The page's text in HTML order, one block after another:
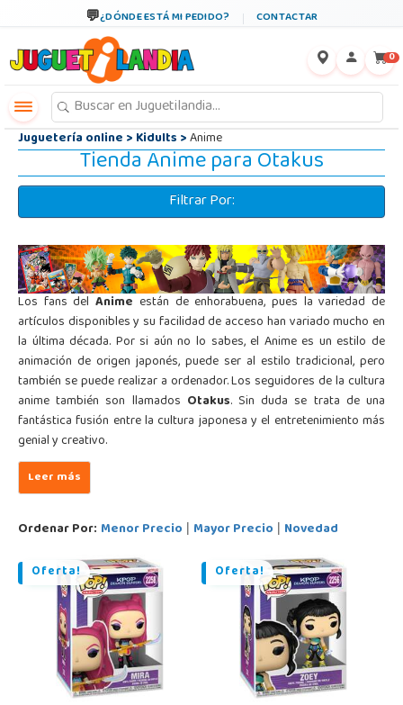
¿DÓNDE ESTÁ MI PEDIDO? CONTACTAR
0
Juguetería online>Kidults>Anime
Tienda Anime para Otakus
Filtrar Por:
Los fans delAnime están de enhorabuena, pues la variedad de
artículos disponibles y su facilidad de acceso han variado mucho en
la última década. Por si aún no lo sabes, el Anime es un estilo de
animación de origen japonés, puede ser al estilo tradicional, pero
también se puede realizar a ordenador. Los seguidores de la cultura
anime también son llamados Otakus. Sin duda se trata de una
fantástica fusión entre la cultura japonesa y el entretenimiento más
genial y creativo.
Ordenar Por: Menor Precio | Mayor Precio | Novedad
Oferta! Oferta!